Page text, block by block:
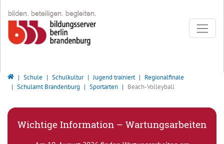
Bildungsserver Berlin - Brandenburg
Schule Schulkultur Jugend trainiert
Regionalfinale
Schulamt Brandenburg
Sportarten Beach-Volleyball
Wichtige Information – Wartungsarbeiten